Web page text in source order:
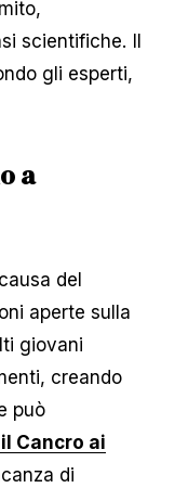
scientifiche. Il
gli esperti,
a
del
aperte sulla
giovani
creando
può
Cancro ai
di